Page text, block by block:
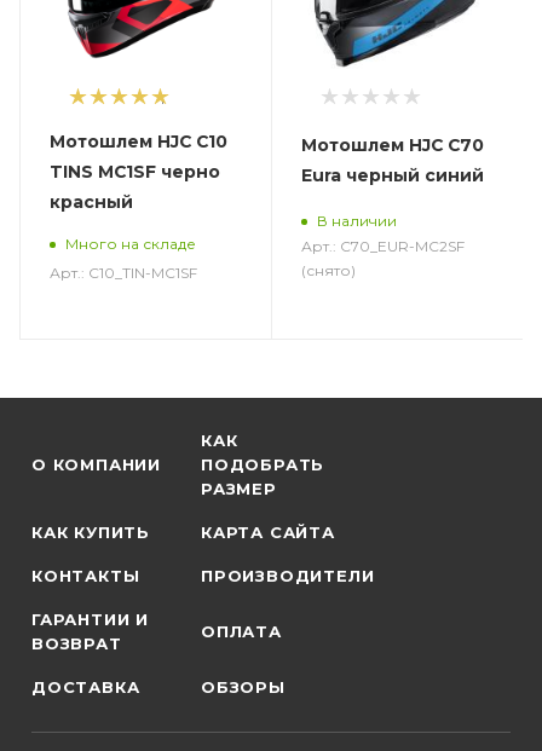
1
Мотошлем HJC C10
TINS MC1SF черно
красный
Много на складе
Арт.: C10_TIN-MC1SF
Мотошлем HJC C70
Eura черный синий
В наличии
Арт.: C70_EUR-MC2SF
(снято)
О КОМПАНИИ
КАК
ПОДОБРАТЬ
РАЗМЕР
КАК КУПИТЬ КАРТА САЙТА
КОНТАКТЫ ПРОИЗВОДИТЕЛИ
ГАРАНТИИ И
ВОЗВРАТ
ОПЛАТА
ДОСТАВКА ОБЗОРЫ